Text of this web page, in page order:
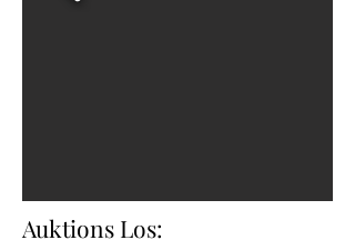
Auktions Los: